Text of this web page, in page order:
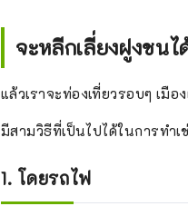
จะหลีกเลี่ยงฝูงชนไ
แล้วเราจะท่องเที่ยวรอบๆ เมือ
มีสามวิธีที่เป็นไปได้ในการทำ
1. โดยรถไฟ